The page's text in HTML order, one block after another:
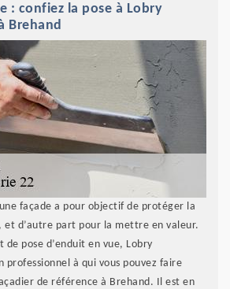
: confiez la pose à Lobry
Brehand
une façade a pour objectif de protéger la
et d’autre part pour la mettre en valeur.
de pose d’enduit en vue, Lobry
professionnel à qui vous pouvez faire
de référence à Brehand. Il est en